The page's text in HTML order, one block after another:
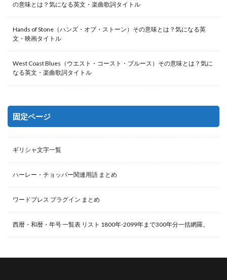
の意味とは？気になる英文・楽曲歌詞タイトル
Hands of Stone（ハンズ・オブ・ストーン）その意味とは？気になる英
文・映画タイトル
West Coast Blues（ウエスト・コースト・ブルース）その意味とは？気に
なる英文・楽曲歌詞タイトル
固定ページ
ギリシャ文字一覧
ハーレー・チョッパー関連用語 まとめ
ワードプレス プラグイン まとめ
西暦・和暦・年号 一覧表 リスト 1800年-2099年まで300年分一括網羅。